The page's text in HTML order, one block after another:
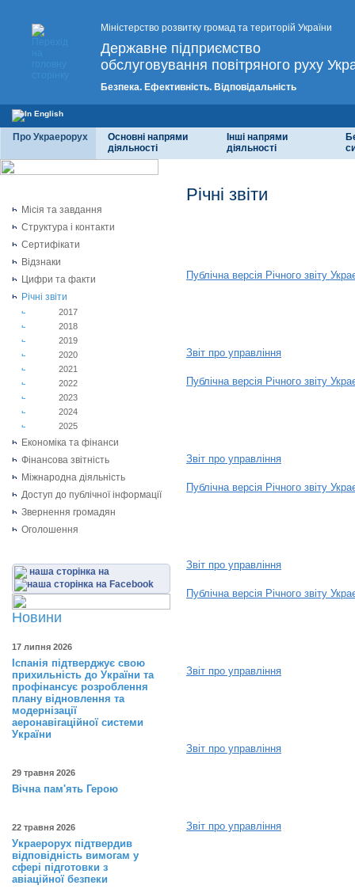
Міністерство розвитку громад та територій України
Державне підприємство
обслуговування повітряного руху
Безпека. Ефективність. Відповідальність
Про Украерорух
Основні напрями
діяльності
Інші напрями
діяльності
Місія та завдання
Структура і контакти
Сертифікати
Відзнаки
Цифри та факти
Річні звіти
2017
2018
2019
2020
2021
2022
2023
2024
2025
Економіка та фінанси
Фінансова звітність
Міжнародна діяльність
Доступ до публічної інформації
Звернення громадян
Оголошення
наша сторінка на
Новини
17 липня 2026
Іспанія підтверджує свою
прихильність до України та
профінансує розроблення
плану відновлення та
модернізації
аеронавігаційної системи
України
29 травня 2026
Вічна пам'ять Герою
22 травня 2026
Украерорух підтвердив
відповідність вимогам у
сфері підготовки з
авіаційної безпеки
Річні звіти
Публічна версія Річного звіту
Звіт про управління
Публічна версія Річного звіту
Звіт про управління
Публічна версія Річного звіту
Звіт про управління
Публічна версія Річного звіту
Звіт про управління
Звіт про управління
Звіт про управління